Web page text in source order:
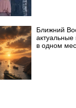
Ближний
актуальные
в одном